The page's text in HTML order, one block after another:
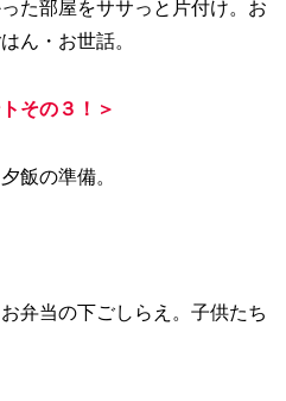
た部屋をササっと片付け。お
ん・お世話。
その３！＞
飯の準備。
弁当の下ごしらえ。子供たち